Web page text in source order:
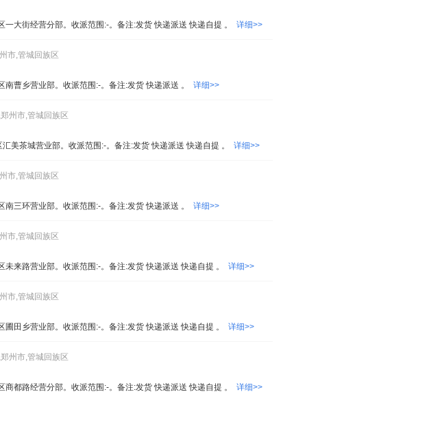
一大街经营分部。收派范围:-。备注:发货 快递派送 快递自提 。 详细>>
市,管城回族区
南曹乡营业部。收派范围:-。备注:发货 快递派送 。 详细>>
州市,管城回族区
汇美茶城营业部。收派范围:-。备注:发货 快递派送 快递自提 。 详细>>
市,管城回族区
南三环营业部。收派范围:-。备注:发货 快递派送 。 详细>>
市,管城回族区
未来路营业部。收派范围:-。备注:发货 快递派送 快递自提 。 详细>>
市,管城回族区
圃田乡营业部。收派范围:-。备注:发货 快递派送 快递自提 。 详细>>
州市,管城回族区
商都路经营分部。收派范围:-。备注:发货 快递派送 快递自提 。 详细>>